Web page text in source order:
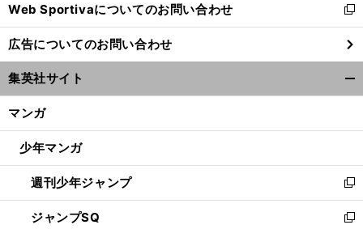
く
Web Sportivaについてのお問い合わせ
新
し
い
ウ
ィ
ン
ウ
開
く
広告についてのお問い合わせ
集英社サイト
マンガ
少年マンガ
週刊少年ジャンプ
新
し
い
ジャンプSQ
新